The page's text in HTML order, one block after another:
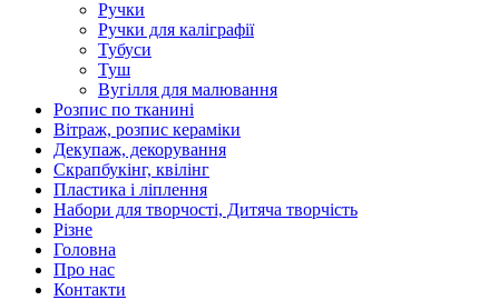
Ручки
Ручки для каліграфії
Тубуси
Туш
Вугілля для малювання
Розпис по тканині
Вітраж, розпис кераміки
Декупаж, декорування
Скрапбукінг, квілінг
Пластика і ліплення
Набори для творчості, Дитяча творчість
Різне
Головна
Про нас
Контакти